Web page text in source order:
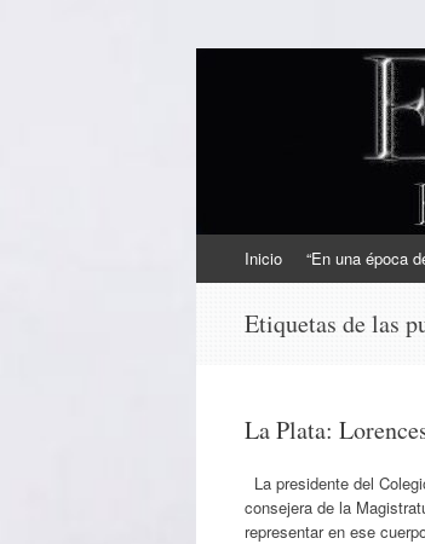
EL
Periodismo Inteligente
al
Inicio “En una época
Etiquetas de las
La Plata:
La presidente del
consejera de la
representar en ese